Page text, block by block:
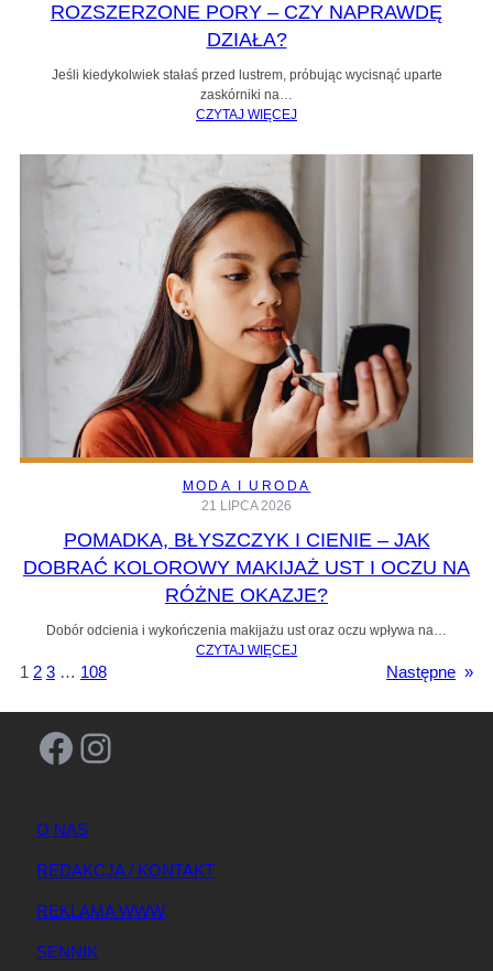
ROZSZERZONE PORY – CZY NAPRAWDĘ
DZIAŁA?
Jeśli kiedykolwiek stałaś przed lustrem, próbując wycisnąć uparte
zaskórniki na…
CZYTAJ WIĘCEJ
MODA I URODA
21 LIPCA 2026
POMADKA, BŁYSZCZYK I CIENIE – JAK
DOBRAĆ KOLOROWY MAKIJAŻ UST I OCZU NA
RÓŻNE OKAZJE?
Dobór odcienia i wykończenia makijażu ust oraz oczu wpływa na…
CZYTAJ WIĘCEJ
1 2 3 … 108 Następne »
Facebook Instagram
O NAS
REDAKCJA / KONTAKT
REKLAMA WWW
SENNIK